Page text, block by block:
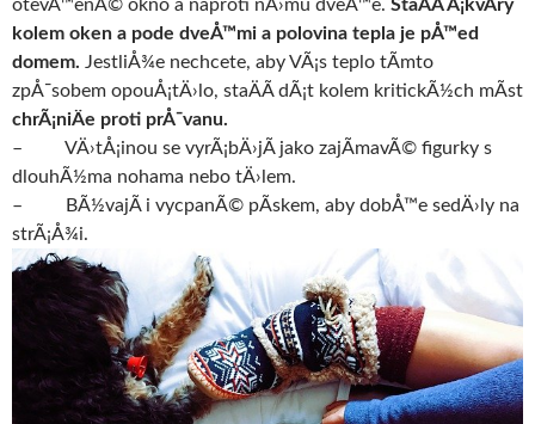
otevÅ™enÃ© okno a naproti nÄ›mu dveÅ™e. StaÄÃ­ Å¡kvÃ­ry
kolem oken a pode dveÅ™mi a polovina tepla je pÅ™ed
domem. JestliÅ¾e nechcete, aby VÃ¡s teplo tÃ­mto
zpÅ¯sobem opouÅ¡tÄ›lo, staÄÃ­ dÃ¡t kolem kritickÃ½ch mÃ­st
chrÃ¡niÄe proti prÅ¯vanu.
– VÄ›tÅ¡inou se vyrÃ¡bÄ›jÃ­ jako zajÃ­mavÃ© figurky s
dlouhÃ½ma nohama nebo tÄ›lem.
– BÃ½vajÃ­ i vycpanÃ© pÃ­skem, aby dobÅ™e sedÄ›ly na
strÃ¡Å¾i.